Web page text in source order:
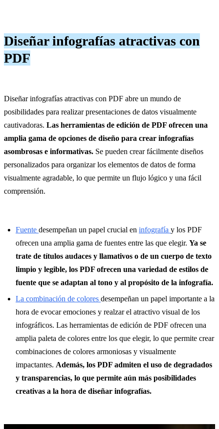
Diseñar infografías atractivas con
PDF
Diseñar infografías atractivas con PDF abre un mundo de
posibilidades para realizar presentaciones de datos visualmente
cautivadoras. Las herramientas de edición de PDF ofrecen una
amplia gama de opciones de diseño para crear infografías
asombrosas e informativas. Se pueden crear fácilmente diseños
personalizados para organizar los elementos de datos de forma
visualmente agradable, lo que permite un flujo lógico y una fácil
comprensión.
Fuente desempeñan un papel crucial en infografía y los PDF
ofrecen una amplia gama de fuentes entre las que elegir. Ya se
trate de títulos audaces y llamativos o de un cuerpo de texto
limpio y legible, los PDF ofrecen una variedad de estilos de
fuente que se adaptan al tono y al propósito de la infografía.
La combinación de colores desempeñan un papel importante a la
hora de evocar emociones y realzar el atractivo visual de los
infográficos. Las herramientas de edición de PDF ofrecen una
amplia paleta de colores entre los que elegir, lo que permite crear
combinaciones de colores armoniosas y visualmente
impactantes. Además, los PDF admiten el uso de degradados
y transparencias, lo que permite aún más posibilidades
creativas a la hora de diseñar infografías.